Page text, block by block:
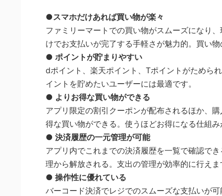
●スマホだけあれば買い物が楽々
ファミリーマートでの買い物がスムーズになり
けでお支払いが完了する手軽さが魅力的。買い
● ポイントが貯まりやすい
dポイント、楽天ポイント、Tポイントがためら
イントを貯めたいユーザーには最適です。
● よりお得な買い物ができる
アプリ限定の割引クーポンが配布されるほか、
得な買い物ができる。使うほどお得になる仕組
● 決済履歴の一元管理が可能
アプリ内でこれまでの決済履歴を一覧で確認で
理から解放される。支出の管理が効率的に行えま
● 操作性に優れている
バーコード決済でレジでのスムーズな支払いが